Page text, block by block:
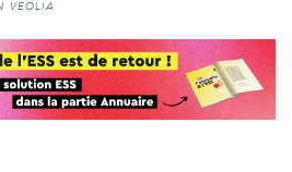
VEOLIA